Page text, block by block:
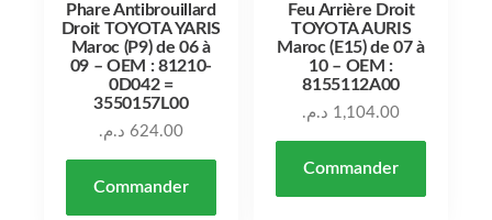
Phare Antibrouillard
Droit TOYOTA YARIS
Maroc (P9) de 06 à
09 – OEM : 81210-
0D042 =
3550157L00
624.00 د.م.
Commander
Feu Arrière Droit
TOYOTA AURIS
Maroc (E15) de 07 à
10 – OEM :
8155112A00
1,104.00 د.م.
Commander